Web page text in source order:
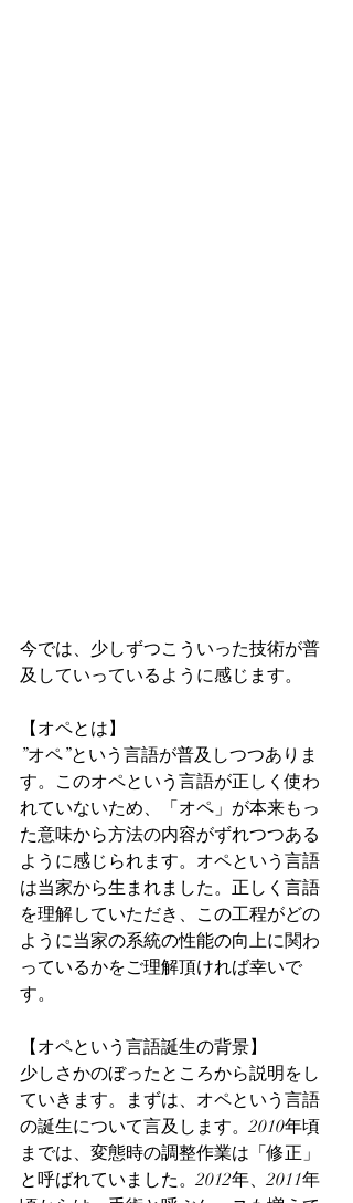
今では、少しずつこういった技術が普
及していっているように感じます。
【オペとは】
”オペ”という言語が普及しつつありま
す。このオペという言語が正しく使わ
れていないため、「オペ」が本来もっ
た意味から方法の内容がずれつつある
ように感じられます。オペという言語
は当家から生まれました。正しく言語
を理解していただき、この工程がどの
ように当家の系統の性能の向上に関わ
っているかをご理解頂ければ幸いで
す。
【オペという言語誕生の背景】
少しさかのぼったところから説明をし
ていきます。まずは、オペという言語
の誕生について言及します。2010年頃
までは、変態時の調整作業は「修正」
と呼ばれていました。2012年、2011年